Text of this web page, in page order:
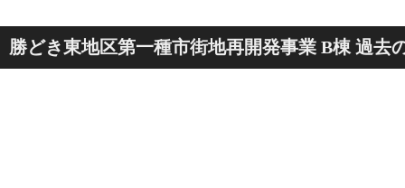
勝どき東地区第一種市街地再開発事業 B棟 過去